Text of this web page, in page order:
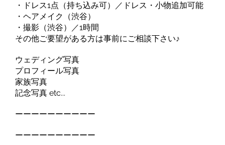
・ドレス1点（持ち込み可）／ドレス・小物追加可能
・ヘアメイク（渋谷）
・撮影（渋谷）／1時間
その他ご要望がある方は事前にご相談下さい♪
ウェディング写真
プロフィール写真
家族写真
記念写真 etc...
ーーーーーーーーーー
ーーーーーーーーーー